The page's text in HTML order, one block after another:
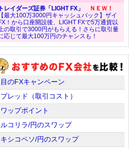
レイダーズ証券「LIGHT FX」
ＮＥＷ！
最大100万3000円キャッシュバック】ザイ
！から口座開設後、LIGHT FXで5万通貨以
の取引で3000円がもらえる！さらに取引量
応じて最大100万円のチャンスも！
のFXキャンペーン
レッド（取引コスト）
ップポイント
コリラ/円のスワップ
シコペソ/円のスワップ